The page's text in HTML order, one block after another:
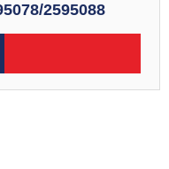
2595088